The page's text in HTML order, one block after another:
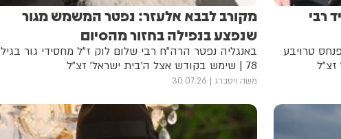
רבי
שמואל פנחס טרויבע
מקורב לבבא אלעזר: נפטר המשמש מגור
שנפצע בנפילה בחזור מהסיום
באנגליה נפטר הרה"ח רבי שלום לוק ז"ל מחסידי גור בגיל
78 | שימש בקודש אצל ה'בית ישראל' זצ"ל
משה ויסברג 30.07.26